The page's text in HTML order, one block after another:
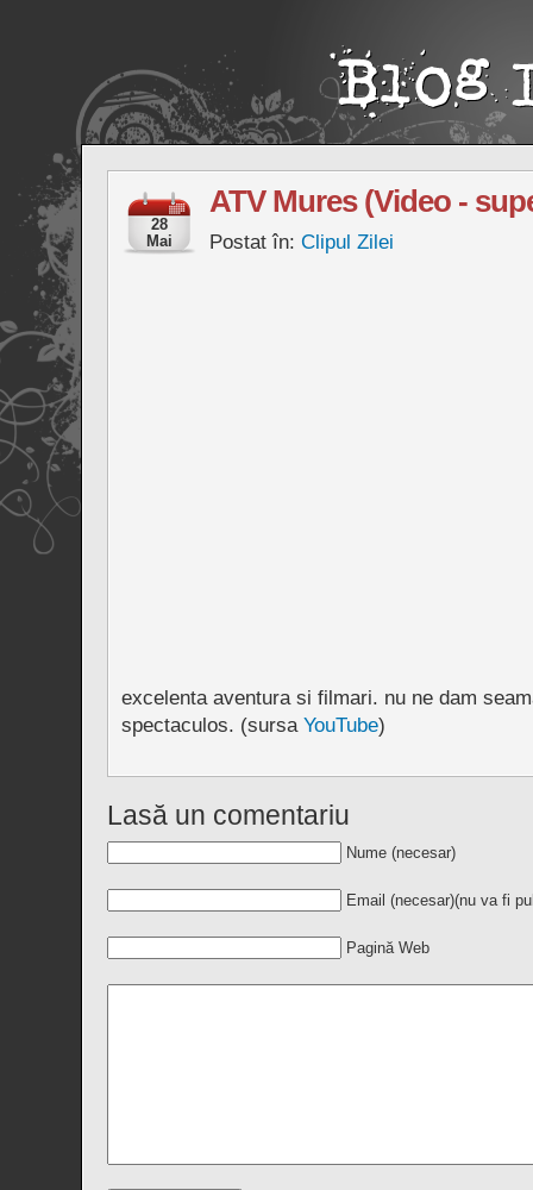
28
Mai
ATV Mures (Video -
Postat în: Clipul Zilei
excelenta aventura si filmari. nu ne dam
spectaculos. (sursa YouTube)
Lasă un comentariu
Nume (necesar)
Email (necesar)(nu va fi
Pagină Web